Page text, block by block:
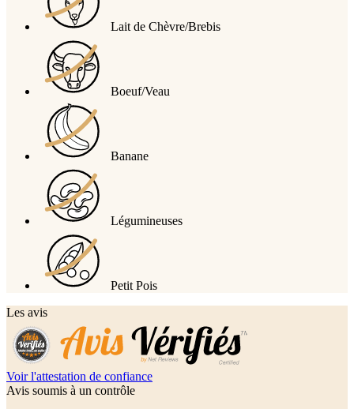
Lait de Chèvre/Brebis
Boeuf/Veau
Banane
Légumineuses
Petit Pois
Les avis
Voir l'attestation de confiance
Avis soumis à un contrôle